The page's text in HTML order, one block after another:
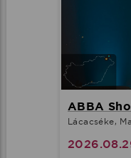
ABBA
Lácacséke,